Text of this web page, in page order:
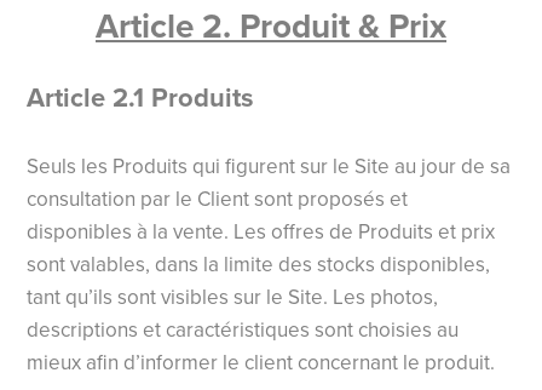
Article 2. Produit & Prix
Article 2.1 Produits
Seuls les Produits qui figurent sur le Site au jour de sa
consultation par le Client sont proposés et
disponibles à la vente. Les offres de Produits et prix
sont valables, dans la limite des stocks disponibles,
tant qu’ils sont visibles sur le Site. Les photos,
descriptions et caractéristiques sont choisies au
mieux afin d’informer le client concernant le produit.